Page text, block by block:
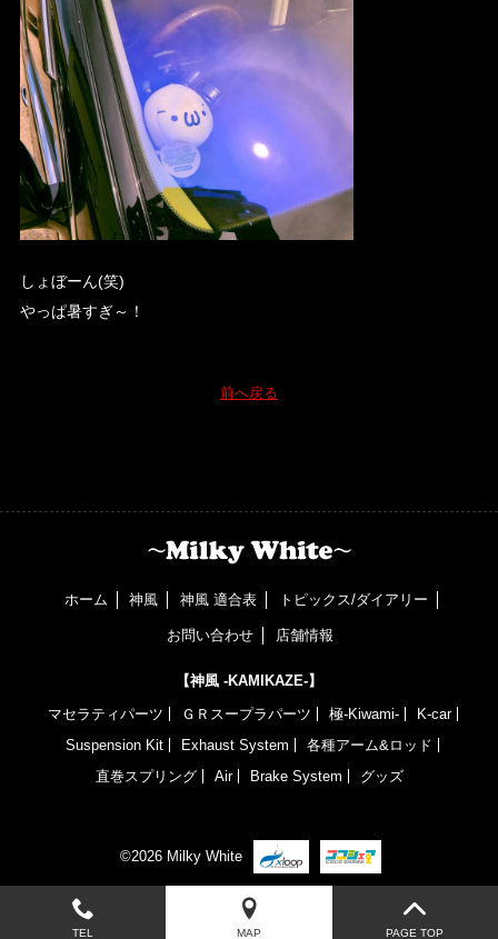
しょぼーん(笑)
やっぱ暑すぎ～！
前へ戻る
ホーム 神風 神風 適合表 トピックス/ダイアリー
お問い合わせ 店舗情報
【神風 -KAMIKAZE-】
マセラティパーツ
ＧＲスープラパーツ 極-Kiwami-
K-car
Suspension Kit
Exhaust System
各種アーム&ロッド
直巻スプリング
Air Brake System グッズ
©2026 Milky White
TEL MAP PAGE TOP